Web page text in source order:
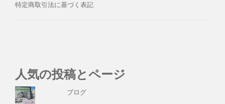
特定商取引法に基づく表記
人気の投稿とページ
ブログ